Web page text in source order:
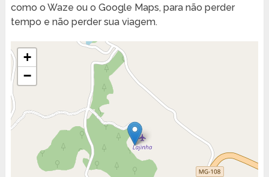
como o Waze ou o Google Maps, para não perder
tempo e não perder sua viagem.
+
−